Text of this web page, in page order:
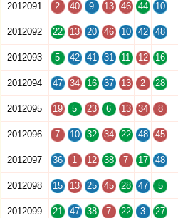
2012091 2 40 9 13 46 44 10
2012092 22 13 20 46 10 42 48
2012093 5 42 41 31 11 12 16
2012094 47 34 16 37 13 2 28
2012095 19 5 23 6 13 34 8
2012096 7 10 32 34 22 48 45
2012097 36 1 12 38 7 17 48
2012098 15 13 25 45 28 47 5
2012099 21 47 38 7 22 3 27